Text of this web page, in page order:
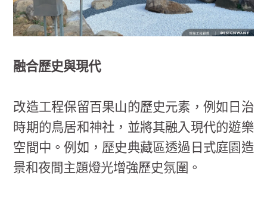
融合歷史與現代
改造工程保留百果山的歷史元素，例如日治
時期的鳥居和神社，並將其融入現代的遊樂
空間中。例如，歷史典藏區透過日式庭園造
景和夜間主題燈光增強歷史氛圍。